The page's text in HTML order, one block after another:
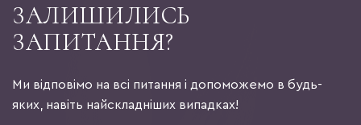
ЗАЛИШИЛИСЬ
ЗАПИТАННЯ?
Ми відповімо на всі питання і допоможемо в будь-
яких, навіть найскладніших випадках!